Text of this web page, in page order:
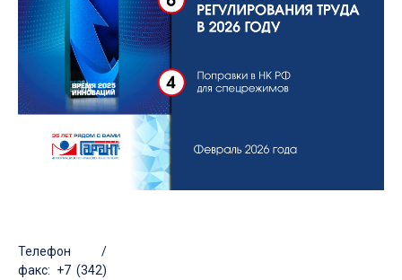
Телефон /
факс: +7 (342)